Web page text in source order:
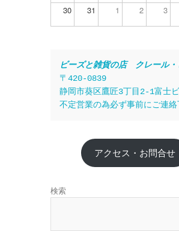
30 31 1 2 3
ビーズと雑貨の店　クレール・
〒420-0839
静岡市葵区鷹匠3丁目2-1富士
不定営業の為必ず事前にご連
アクセス・お問合せ
検索